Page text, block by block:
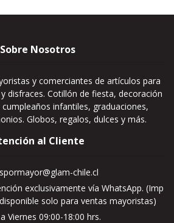
Sobre Nosotros
y comerciantes de artículos para
disfraces. Cotillón de fiesta, decoración
infantiles, graduaciones,
Globos, regalos, dulces y más.
al Cliente
chile.cl
exclusivamente vía WhatsApp. (Imp
solo para ventas mayoristas)
Viernes 09:00-18:00 hrs.